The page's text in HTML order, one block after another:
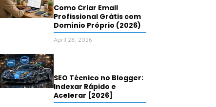
Como Criar Email
Profissional Grátis com
Domínio Próprio (2026)
April 28, 2026
SEO Técnico no Blogger:
Indexar Rápido e
Acelerar [2026]